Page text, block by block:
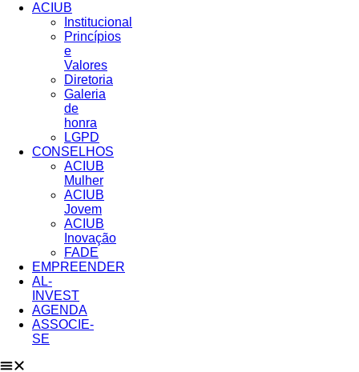
ACIUB
Institucional
Princípios
e
Valores​
Diretoria
Galeria
de
honra
LGPD
CONSELHOS
ACIUB
Mulher
ACIUB
Jovem
ACIUB
Inovação
FADE
EMPREENDER
AL-
INVEST
AGENDA
ASSOCIE-
SE